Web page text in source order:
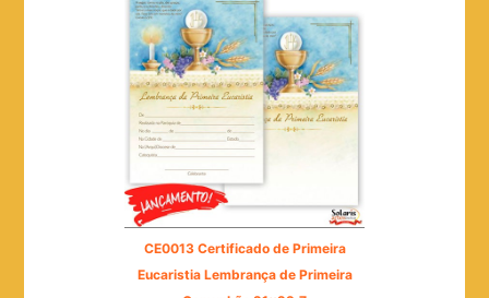
CE0013 Certificado de Primeira
Eucaristia Lembrança de Primeira